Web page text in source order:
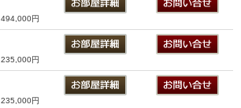
494,000円
235,000円
235,000円